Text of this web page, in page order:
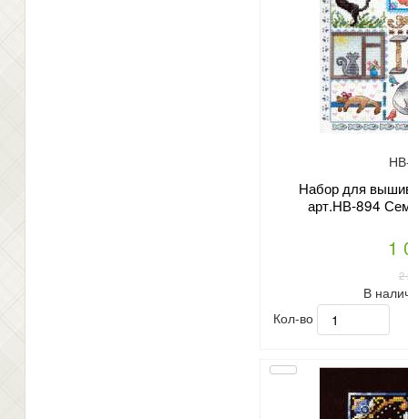
Набор для
арт.НВ-894
1
2
В
Кол-во